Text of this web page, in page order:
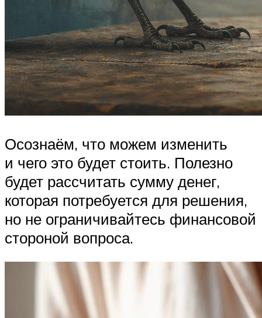
Осознаём, что можем изменить
и чего это будет стоить. Полезно
будет рассчитать сумму денег,
которая потребуется для решения,
но не ограничивайтесь финансовой
стороной вопроса.